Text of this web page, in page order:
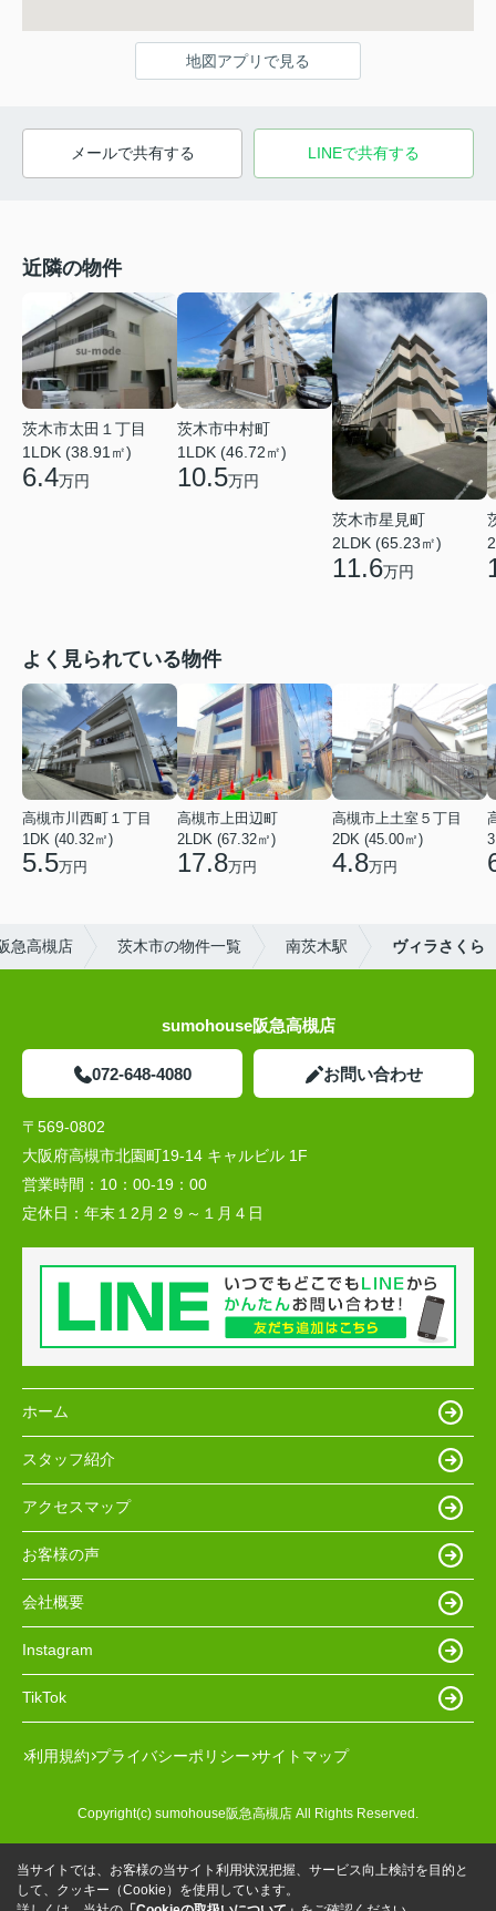
地図アプリで見る
メールで共有する LINEで共有する
近隣の物件
茨木市太田１丁目
1LDK (38.91㎡)
6.4万円
茨木市中村町
1LDK (46.72㎡)
10.5万円
茨木市星見町
2LDK (65.23㎡)
11.6万円
よく見られている物件
高槻市川西町１丁目
1DK (40.32㎡)
5.5万円
高槻市上田辺町
2LDK (67.32㎡)
17.8万円
高槻市上土室５丁目
2DK (45.00㎡)
4.8万円
急高槻店 茨木市の物件一覧 南茨木駅 ヴィラさくら
sumohouse阪急高槻店
072-648-4080 お問い合わせ
〒569-0802
大阪府高槻市北園町19-14 キャルビル 1F
営業時間： 10：00-19：00
定休日： 年末１2月２９～１月４日
ホーム
スタッフ紹介
アクセスマップ
お客様の声
会社概要
Instagram
TikTok
利用規約 プライバシーポリシー サイトマップ
Copyright(c) sumohouse阪急高槻店 All Rights Reserved.
当サイトでは、お客様の当サイト利用状況把握、サービス向上検討を目的と
して、クッキー（Cookie）を使用しています。